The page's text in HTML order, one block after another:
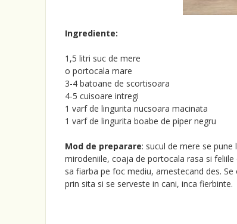
Ingrediente:
1,5 litri suc de mere
o portocala mare
3-4 batoane de scortisoara
4-5 cuisoare intregi
1 varf de lingurita nucsoara macinata
1 varf de lingurita boabe de piper negru
Mod de preparare: sucul de mere se
mirodeniile, coaja de portocala rasa si
sa fiarba pe foc mediu, amestecand des.
prin sita si se serveste in cani, inca fierbinte.